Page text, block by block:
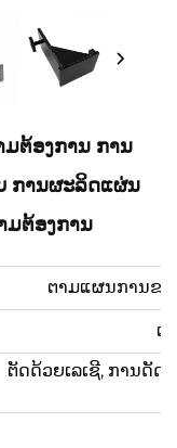
ຕ້ອງການ ການ
ການຜະລິດແຜ່ນ
ມຕ້ອງການ
ຕາມແຜນການຂອ
ເ
ຕັດດ້ວຍເລເຊີ, ການດັດ,